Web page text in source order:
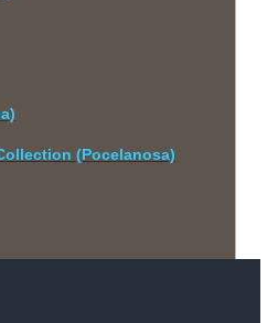
(Pocelanosa)